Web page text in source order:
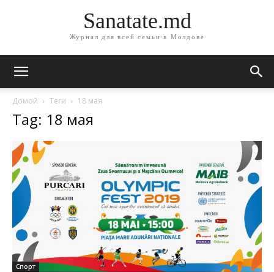
Sanatate.md
Журнал для всей семьи в Молдове
Домой Теги 18 мая
Tag: 18 мая
Спорт